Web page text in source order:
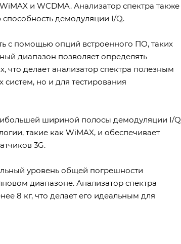
и WCDMA. Анализатор спектра также
демодуляции I/Q.
с помощью опций встроенного ПО, таких
диапазон позволяет определять
делает анализатор спектра полезным
но и для тестирования
шириной полосы демодуляции I/Q
такие как WiMAX, и обеспечивает
3G.
уровень общей погрешности
диапазоне. Анализатор спектра
8 кг, что делает его идеальным для